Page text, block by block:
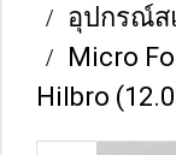
อุปกรณ์ส
Micro
Hilbro